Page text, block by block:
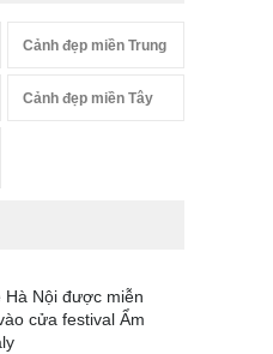
Cảnh đẹp miền Trung
Cảnh đẹp miền Tây
Hà Nội được miễn
cửa festival Ẩm